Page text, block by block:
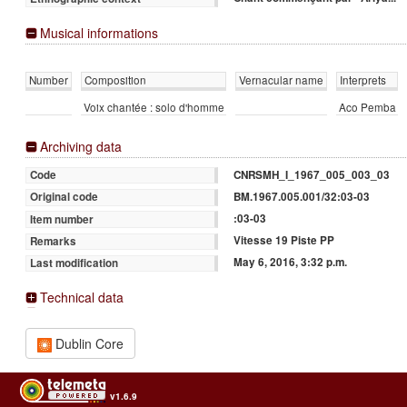
Musical informations
Number Composition Vernacular name
Interprets
Voix chantée : solo d'homme
Aco Pemba
Archiving data
Code
CNRSMH_I_1967_005_003_03
Original code
BM.1967.005.001/32:03-03
Item number
:03-03
Remarks
Vitesse 19 Piste PP
Last modification
May 6, 2016, 3:32 p.m.
Technical data
Dublin Core
v1.6.9